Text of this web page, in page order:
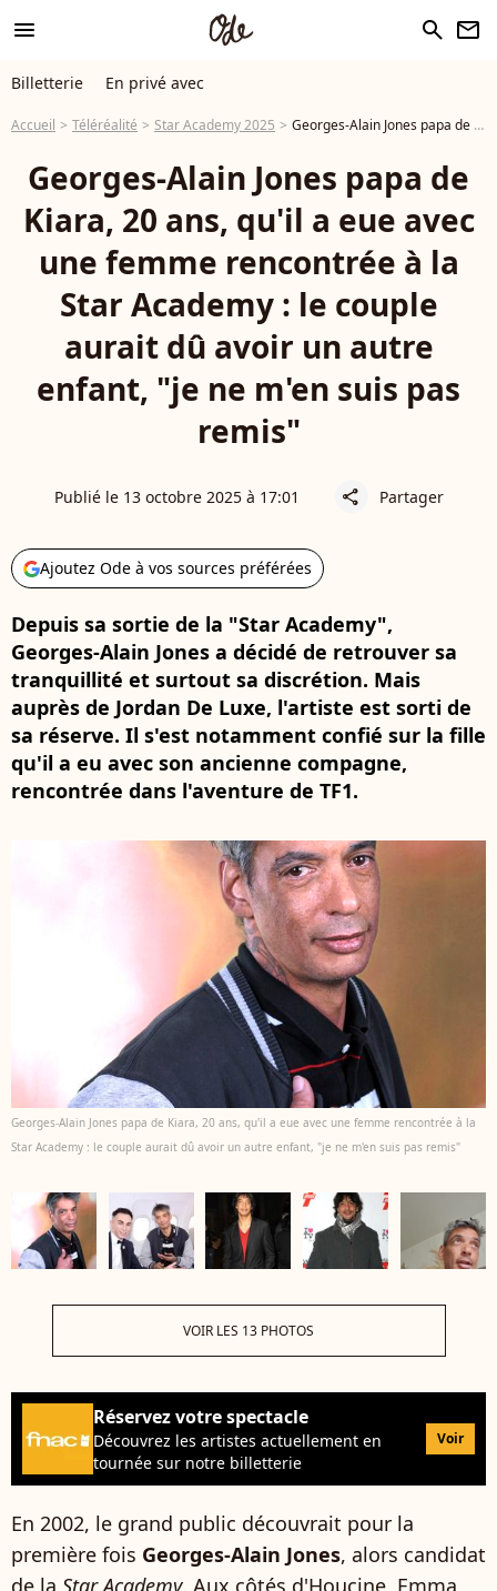
menu search newsletter
Billetterie En privé avec
Accueil Téléréalité Star Academy 2025 Georges-Alain Jones papa de Kiara, 20 ans, qu'il a eue avec une femme rencontrée à la Star Academy : le couple aurait dû avoir un autre enfant, "je ne m'en suis pas remis"
Georges-Alain Jones papa de
Kiara, 20 ans, qu'il a eue avec
une femme rencontrée à la
Star Academy : le couple
aurait dû avoir un autre
enfant, "je ne m'en suis pas
remis"
Publié le 13 octobre 2025 à 17:01 share Partager
Ajoutez Ode à vos sources préférées
Depuis sa sortie de la "Star Academy",
Georges-Alain Jones a décidé de retrouver sa
tranquillité et surtout sa discrétion. Mais
auprès de Jordan De Luxe, l'artiste est sorti de
sa réserve. Il s'est notamment confié sur la fille
qu'il a eu avec son ancienne compagne,
rencontrée dans l'aventure de TF1.
Georges-Alain Jones papa de Kiara, 20 ans, qu'il a eue avec une femme rencontrée à la
Star Academy : le couple aurait dû avoir un autre enfant, "je ne m'en suis pas remis"
VOIR LES 13 PHOTOS
Réservez votre spectacle
Découvrez les artistes actuellement en
tournée sur notre billetterie
Voir
En 2002, le grand public découvrait pour la
première fois Georges-Alain Jones, alors candidat
de la Star Academy. Aux côtés d'Houcine, Emma